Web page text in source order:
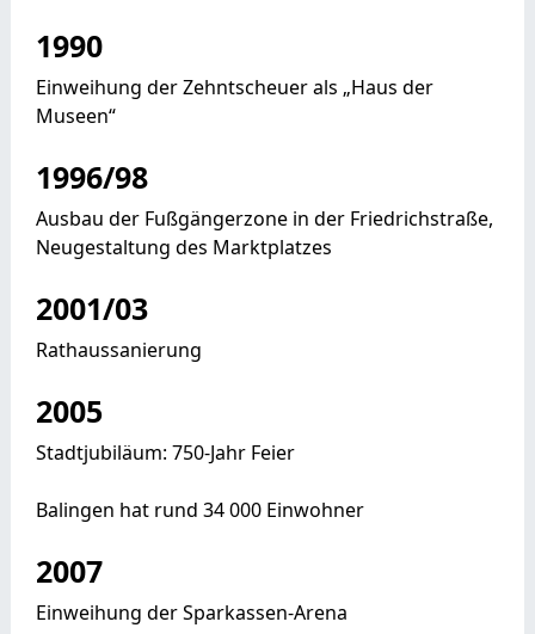
1990
Einweihung der Zehntscheuer als „Haus der
Museen“
1996/98
Ausbau der Fußgängerzone in der Friedrichstraße,
Neugestaltung des Marktplatzes
2001/03
Rathaussanierung
2005
Stadtjubiläum: 750-Jahr Feier
Balingen hat rund 34 000 Einwohner
2007
Einweihung der Sparkassen-Arena